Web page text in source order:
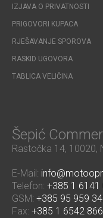
IZJAVA O PRIVATNOSTI
PRIGOVORI KUPACA
RJEŠAVANJE SPOROVA
RASKID UGOVORA
TABLICA VELIČINA
Šepić
Rastočka 14, 10020,
E-Mail:
Telefon: +385 1 6141
GSM: +385 95 959
Fax: +385 1 6542 866